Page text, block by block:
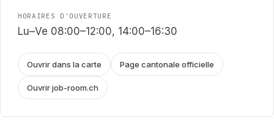
HORAIRES D'OUVERTURE
Lu–Ve 08:00–12:00, 14:00–16:30
Ouvrir dans la carte Page cantonale officielle
Ouvrir job-room.ch